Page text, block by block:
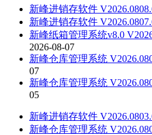
新峰进销存软件
新峰进销存软件
新峰纸箱管理系统v8.0
2026-08-07
新峰仓库管理系统
07
新峰仓库管理系统
05
新峰进销存软件
新峰仓库管理系统